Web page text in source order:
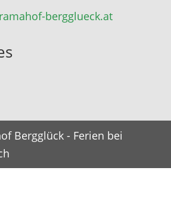
bergglueck.at
Bergglück - Ferien bei